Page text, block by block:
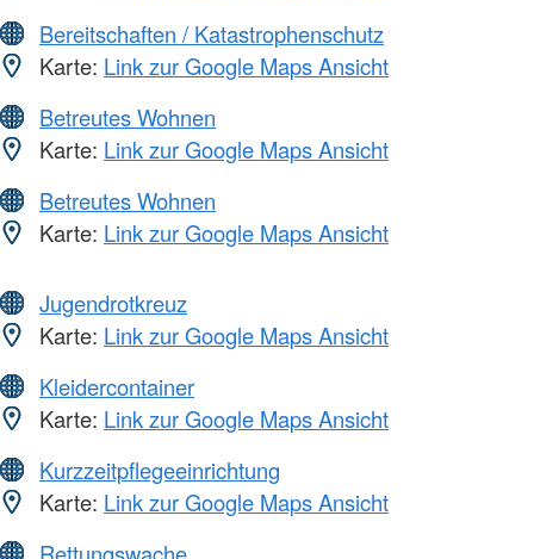
Bereitschaften / Katastrophenschutz
Karte: Link zur Google Maps Ansicht
Betreutes Wohnen
Karte: Link zur Google Maps Ansicht
Betreutes Wohnen
Karte: Link zur Google Maps Ansicht
Jugendrotkreuz
Karte: Link zur Google Maps Ansicht
Kleidercontainer
Karte: Link zur Google Maps Ansicht
Kurzzeitpflegeeinrichtung
Karte: Link zur Google Maps Ansicht